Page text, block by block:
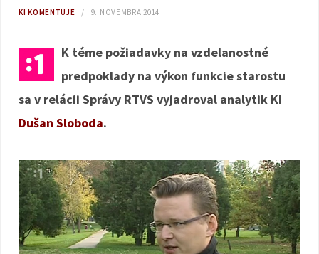
o e
KI KOMENTUJE 9. NOVEMBRA 2014
K téme požiadavky na vzdelanostné
predpoklady na výkon funkcie starostu
sa v relácii Správy RTVS vyjadroval analytik KI
Dušan Sloboda.